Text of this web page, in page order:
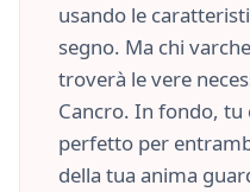
usando le
segno. Ma chi
troverà le vere
Cancro. In fondo, tu
perfetto per
della tua anima